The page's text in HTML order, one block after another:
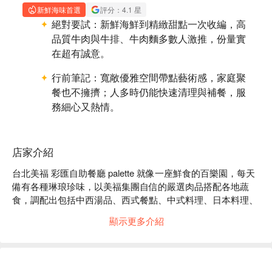
新鮮海味首選 評分：4.1 星
絕對要試： 新鮮海鮮到精緻甜點一次收編，高
品質牛肉與牛排、牛肉麵多數人激推，份量實
在超有誠意。
行前筆記： 寬敞優雅空間帶點藝術感，家庭聚
餐也不擁擠；人多時仍能快速清理與補餐，服
務細心又熱情。
店家介紹
台北美福 彩匯自助餐廳 palette 就像一座鮮食的百樂園，每天
備有各種琳琅珍味，以美福集團自信的嚴選肉品搭配各地蔬
食，調配出包括中西湯品、西式餐點、中式料理、日本料理、
顯示更多介紹